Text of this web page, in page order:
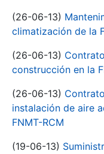
(26-06-13)
climatización de la
(26-06-13)
construcción en la
(26-06-13)
instalación de aire
FNMT-RCM
(19-06-13)